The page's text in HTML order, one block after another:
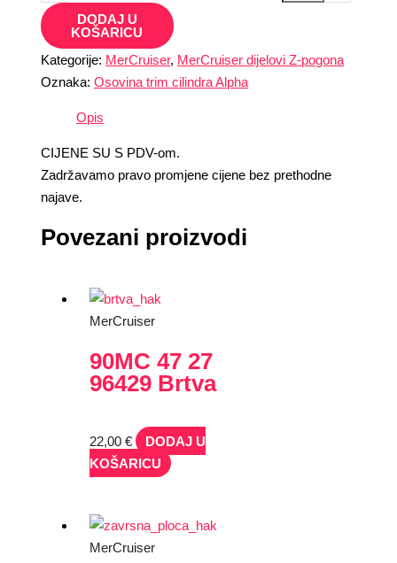
DODAJ U
KOŠARICU
Kategorije: MerCruiser, MerCruiser dijelovi Z-pogona
Oznaka:Osovina trim cilindra Alpha
Opis
CIJENE SU S PDV-om.
Zadržavamo pravo promjene cijene bez prethodne
najave.
Povezani proizvodi
MerCruiser
90MC 47 27
96429 Brtva
22,00€
DODAJ U
KOŠARICU
MerCruiser